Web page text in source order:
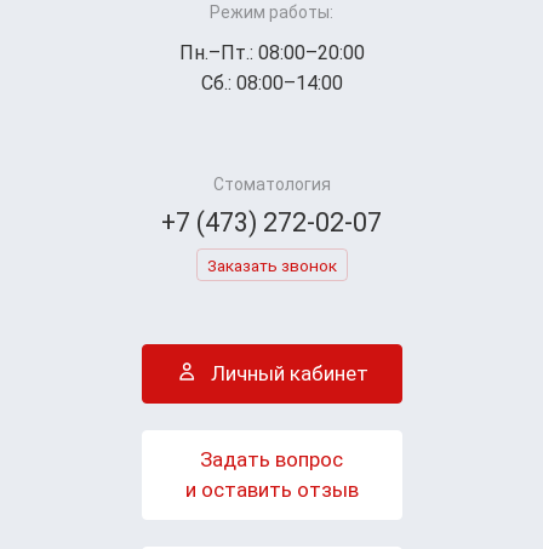
Режим работы:
Пн.–Пт.: 08:00–20:00
Сб.: 08:00–14:00
Стоматология
+7 (473) 272-02-07
Заказать звонок
Личный кабинет
Задать вопрос
и оставить отзыв